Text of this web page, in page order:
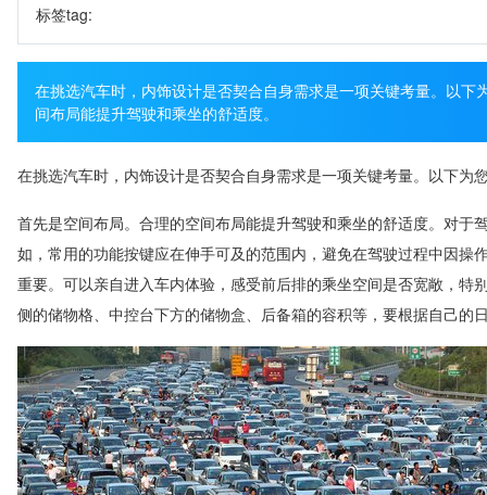
标签tag:
在挑选汽车时，内饰设计是否契合自身需求是一项关键考量。以
间布局能提升驾驶和乘坐的舒适度。
在挑选汽车时，内饰设计是否契合自身需求是一项关键考量。以下为
首先是空间布局。合理的空间布局能提升驾驶和乘坐的舒适度。对
如，常用的功能按键应在伸手可及的范围内，避免在驾驶过程中因
重要。可以亲自进入车内体验，感受前后排的乘坐空间是否宽敞，
侧的储物格、中控台下方的储物盒、后备箱的容积等，要根据自己的